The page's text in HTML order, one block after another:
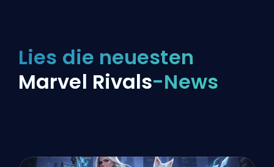
Lies die neuesten
Marvel Rivals-News